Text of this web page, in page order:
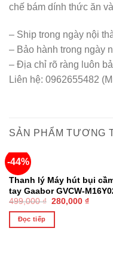
chế bám dính thức ăn
– Ship trong ngày nội
– Bảo hành trong ngày
– Địa chỉ rõ ràng luôn
Liên hệ: 0962655482
SẢN PHẨM TƯƠNG
-44%
HẾT HÀNG
Thanh lý Máy hút bụi
tay Gaabor GVCW-
dòng DEEP SEA cao cấp
499,000₫ 280,000 ₫
Đọc tiếp